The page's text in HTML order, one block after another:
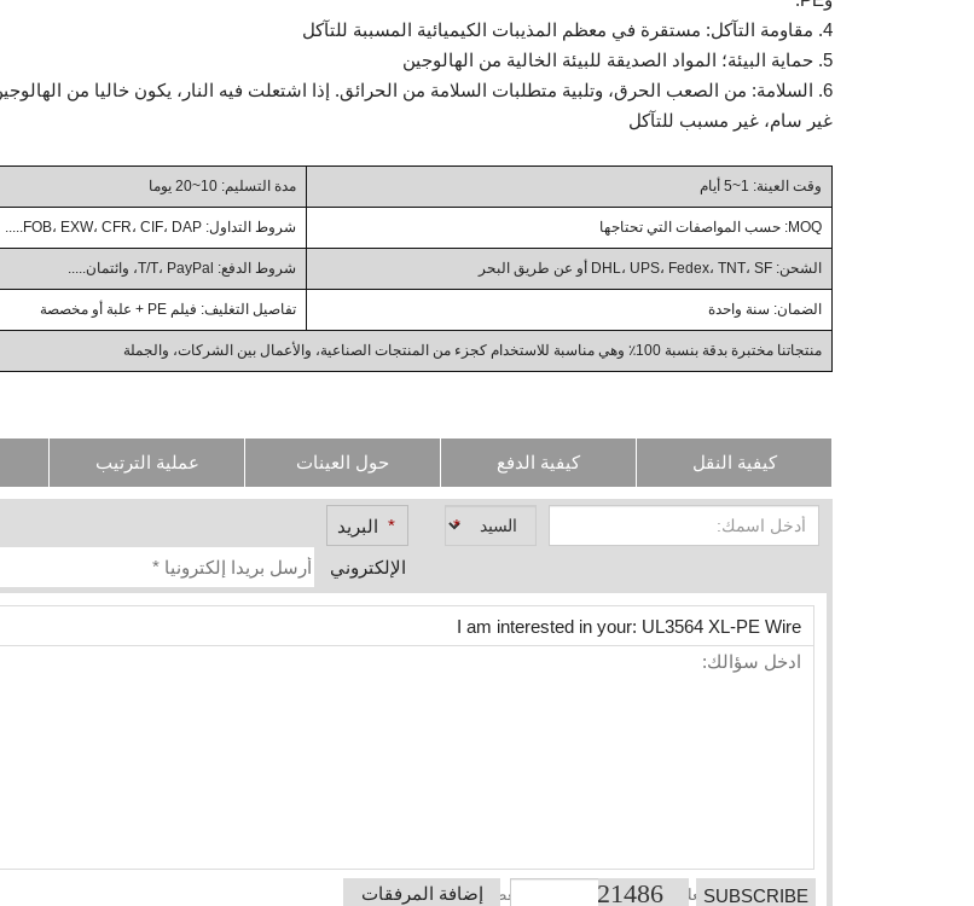
4. مقاومة التآكل: مستقرة في معظم المذيبات الكيميائية المسببة للتآكل
5. حماية البيئة؛ المواد الصديقة للبيئة الخالية من الهالوجين
6. السلامة: من الصعب الحرق، وتلبية متطلبات السلامة من الحرائق. إذا اشتعلت فيه النار، يكون خاليا من
غير سام، غير مسبب للتآكل
وقت العينة: 1~5 أيام مدة التسليم: 10~20 يوما
MOQ: حسب المواصفات التي تحتاجها شروط التداول: FOB، EXW، CFR، CIF، DAP.....
الشحن: DHL، UPS، Fedex، TNT، SF أو عن طريق البحر شروط الدفع: T/T، PayPal، وائتمان.....
الضمان: سنة واحدة تفاصيل التغليف: فيلم PE + علبة أو مخصصة
منتجاتنا مختبرة بدقة بنسبة 100٪ وهي مناسبة للاستخدام كجزء من المنتجات الصناعية، والأعمال بين الشركات، والجملة
عملية الترتيب حول العينات كيفية الدفع كيفية النقل
* البريد
الإلكتروني
*
عادة ما نتواصل معك خلال 12 ساعة في غير العطلات إضافة المرفقات